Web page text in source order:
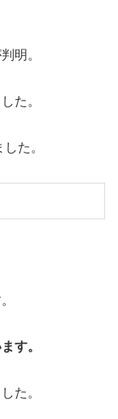
明。
た。
た。
す。
た。